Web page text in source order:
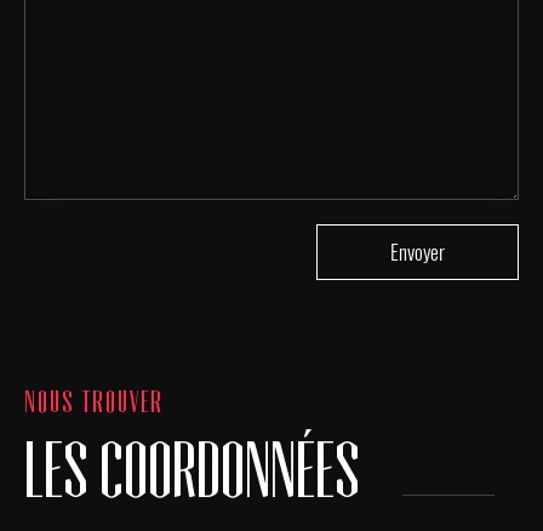
NOUS TROUVER
LES COORDONNÉES